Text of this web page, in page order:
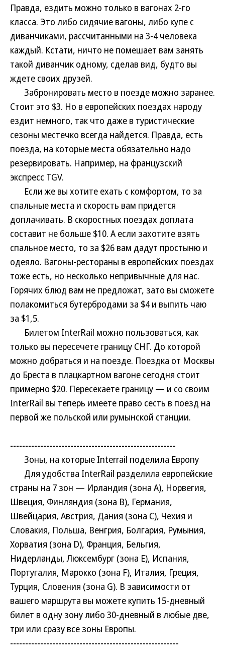
Правда, ездить можно только в вагонах 2-го
класса. Это либо сидячие вагоны, либо купе с
диванчиками, рассчитанными на 3-4 человека
каждый. Кстати, ничто не помешает вам занять
такой диванчик одному, сделав вид, будто вы
ждете своих друзей.
Забронировать место в поезде можно заранее.
Стоит это $3. Но в европейских поездах народу
ездит немного, так что даже в туристические
сезоны местечко всегда найдется. Правда, есть
поезда, на которые места обязательно надо
резервировать. Например, на французский
экспресс TGV.
Если же вы хотите ехать с комфортом, то за
спальные места и скорость вам придется
доплачивать. В скоростных поездах доплата
составит не больше $10. А если захотите взять
спальное место, то за $26 вам дадут простыню и
одеяло. Вагоны-рестораны в европейских поездах
тоже есть, но несколько непривычные для нас.
Горячих блюд вам не предложат, зато вы сможете
полакомиться бутербродами за $4 и выпить чаю
за $1,5.
Билетом InterRail можно пользоваться, как
только вы пересечете границу СНГ. До которой
можно добраться и на поезде. Поездка от Москвы
до Бреста в плацкартном вагоне сегодня стоит
примерно $20. Пересекаете границу — и со своим
InterRail вы теперь имеете право сесть в поезд на
первой же польской или румынской станции.
-------------------------------------------------------
Зоны, на которые Interrail поделила Европу
Для удобства InterRail разделила европейские
страны на 7 зон — Ирландия (зона А), Норвегия,
Швеция, Финляндия (зона В), Германия,
Швейцария, Австрия, Дания (зона С), Чехия и
Словакия, Польша, Венгрия, Болгария, Румыния,
Хорватия (зона D), Франция, Бельгия,
Нидерланды, Люксембург (зона E), Испания,
Португалия, Марокко (зона F), Италия, Греция,
Турция, Словения (зона G). В зависимости от
вашего маршрута вы можете купить 15-дневный
билет в одну зону либо 30-дневный в любые две,
три или сразу все зоны Европы.
--------------------------------------------------------